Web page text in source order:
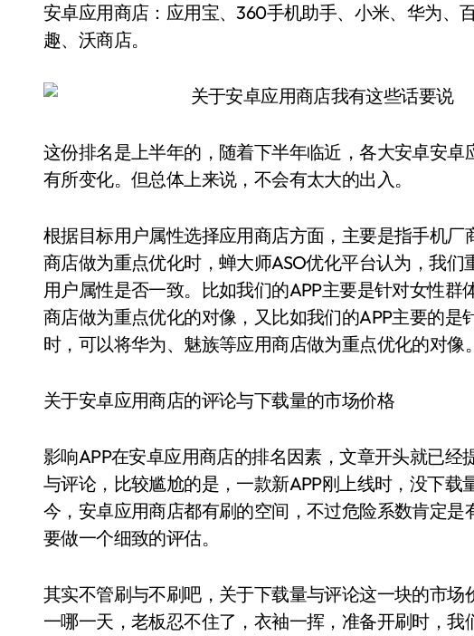
安卓应用商店：应用宝、360手机助手、小米、华为、
趣、沃商店。
这份排名是上半年的，随着下半年临近，各大安卓安
有所变化。但总体上来说，不会有太大的出入。
根据目标用户属性选择应用商店方面，主要是指手机
商店做为重点优化时，蝉大师ASO优化平台认为，我
用户属性是否一致。比如我们的APP主要是针对女性群
商店做为重点优化的对像，又比如我们的APP主要的
时，可以将华为、魅族等应用商店做为重点优化的对像。
关于安卓应用商店的评论与下载量的市场价格
影响APP在安卓应用商店的排名因素，文章开头就已
与评论，比较尴尬的是，一款新APP刚上线时，没下载
今，安卓应用商店都有刷的空间，不过危险系数肯定
要做一个细致的评估。
其实不管刷与不刷吧，关于下载量与评论这一块的市
一哪一天，老板忍不住了，衣袖一挥，准备开刷时，